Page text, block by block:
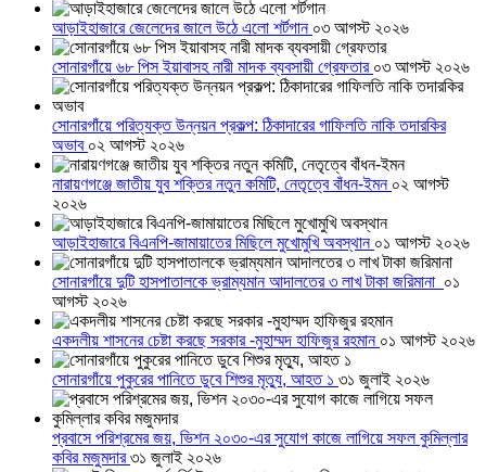
আড়াইহাজারে জেলেদের জালে উঠে এলো শর্টগান ০৩ আগস্ট ২০২৬
সোনারগাঁয়ে ৬৮ পিস ইয়াবাসহ নারী মাদক ব্যবসায়ী গ্রেফতার ০৩ আগস্ট ২০২৬
সোনারগাঁয়ে পরিত্যক্ত উন্নয়ন প্রকল্প: ঠিকাদারের গাফিলতি নাকি তদারকির
অভাব ০২ আগস্ট ২০২৬
নারায়ণগঞ্জে জাতীয় যুব শক্তির নতুন কমিটি, নেতৃত্বে বাঁধন-ইমন ০২ আগস্ট
২০২৬
আড়াইহাজারে বিএনপি-জামায়াতের মিছিলে মুখোমুখি অবস্থান ০১ আগস্ট ২০২৬
সোনারগাঁয়ে দুটি হাসপাতালকে ভ্রাম্যমান আদালতের ৩ লাখ টাকা জরিমানা ০১
আগস্ট ২০২৬
একদলীয় শাসনের চেষ্টা করছে সরকার -মুহাম্মদ হাফিজুর রহমান ০১ আগস্ট ২০২৬
সোনারগাঁয়ে পুকুরের পানিতে ডুবে শিশুর মৃত্যু, আহত ১ ৩১ জুলাই ২০২৬
প্রবাসে পরিশ্রমের জয়, ভিশন ২০৩০-এর সুযোগ কাজে লাগিয়ে সফল কুমিল্লার
কবির মজুমদার৩১ জুলাই ২০২৬